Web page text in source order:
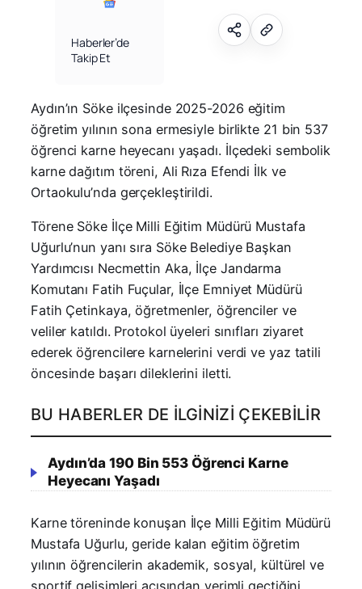
Haberler’de
Takip Et
Aydın’ın Söke ilçesinde 2025-2026 eğitim
öğretim yılının sona ermesiyle birlikte 21 bin 537
öğrenci karne heyecanı yaşadı. İlçedeki sembolik
karne dağıtım töreni, Ali Rıza Efendi İlk ve
Ortaokulu’nda gerçekleştirildi.
Törene Söke İlçe Milli Eğitim Müdürü Mustafa
Uğurlu’nun yanı sıra Söke Belediye Başkan
Yardımcısı Necmettin Aka, İlçe Jandarma
Komutanı Fatih Fuçular, İlçe Emniyet Müdürü
Fatih Çetinkaya, öğretmenler, öğrenciler ve
veliler katıldı. Protokol üyeleri sınıfları ziyaret
ederek öğrencilere karnelerini verdi ve yaz tatili
öncesinde başarı dileklerini iletti.
BU HABERLER DE İLGINIZI ÇEKEBILIR
Aydın’da 190 Bin 553 Öğrenci Karne
Heyecanı Yaşadı
Karne töreninde konuşan İlçe Milli Eğitim Müdürü
Mustafa Uğurlu, geride kalan eğitim öğretim
yılının öğrencilerin akademik, sosyal, kültürel ve